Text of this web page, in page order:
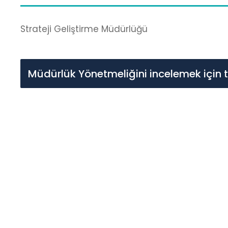
Strateji Geliştirme Müdürlüğü
Müdürlük Yönetmeliğini incelemek için